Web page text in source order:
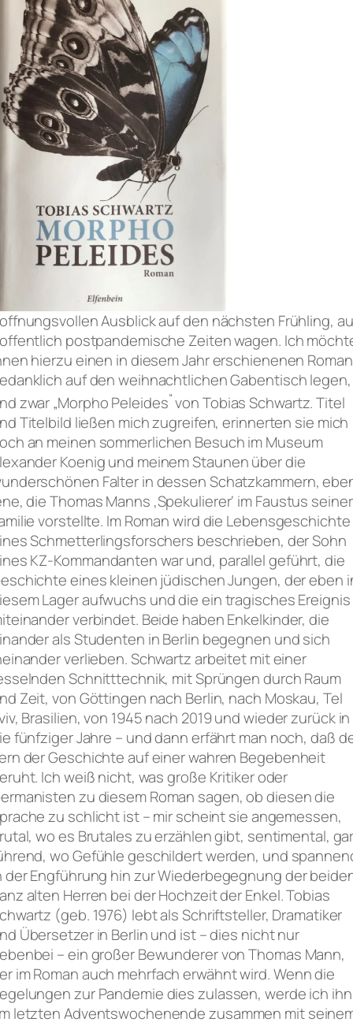
Ausblick auf den nächsten Frühling,
postpandemische Zeiten wagen. Ich
hierzu einen in diesem Jahr erschienenen Roman
auf den weihnachtlichen Gabentisch legen,
zwar „Morpho Peleides“von Tobias Schwartz. Titel
Titelbild ließen mich zugreifen, erinnerten sie mich
an meinen sommerlichen Besuch im Museum
Koenig und meinem Staunen über die
Falter in dessen Schatzkammern,
die Thomas Manns ‚Spekulierer‘ im Faustus seiner
vorstellte. Im Roman wird die Lebensgeschichte
Schmetterlingsforschers beschrieben, der Sohn
KZ-Kommandanten war und, parallel geführt, die
eines kleinen jüdischen Jungen, der eben
Lager aufwuchs und die ein tragisches Ereignis
verbindet. Beide haben Enkelkinder, die
als Studenten in Berlin begegnen und sich
verlieben. Schwartz arbeitet mit einer
Schnitttechnik, mit Sprüngen durch Raum
Zeit, von Göttingen nach Berlin, nach Moskau, Tel
Brasilien, von 1945 nach 2019 und wieder zurück in
fünfziger Jahre – und dann erfährt man noch, daß
der Geschichte auf einer wahren Begebenheit
Ich weiß nicht, was große Kritiker oder
zu diesem Roman sagen, ob diesen die
zu schlicht ist – mir scheint sie angemessen,
wo es Brutales zu erzählen gibt, sentimental,
wo Gefühle geschildert werden, und
der Engführung hin zur Wiederbegegnung der
alten Herren bei der Hochzeit der Enkel. Tobias
(geb. 1976) lebt als Schriftsteller, Dramatiker
Übersetzer in Berlin und ist – dies nicht nur
– ein großer Bewunderer von Thomas Mann,
im Roman auch mehrfach erwähnt wird. Wenn die
zur Pandemie dies zulassen, werde ich ihn
letzten Adventswochenende zusammen mit